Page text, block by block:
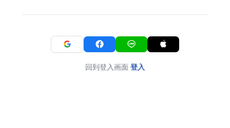
回到登入画面 登入